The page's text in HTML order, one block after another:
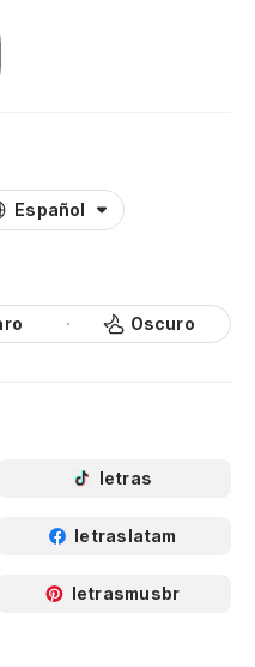
Español
Oscuro
letras
letraslatam
letrasmusbr